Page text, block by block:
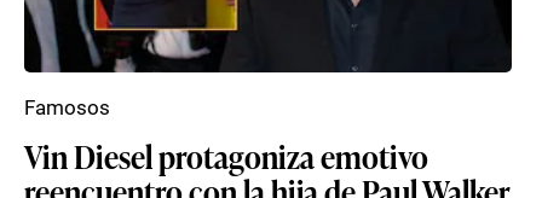
Vin Diesel protagoniza emotivo
Famosos